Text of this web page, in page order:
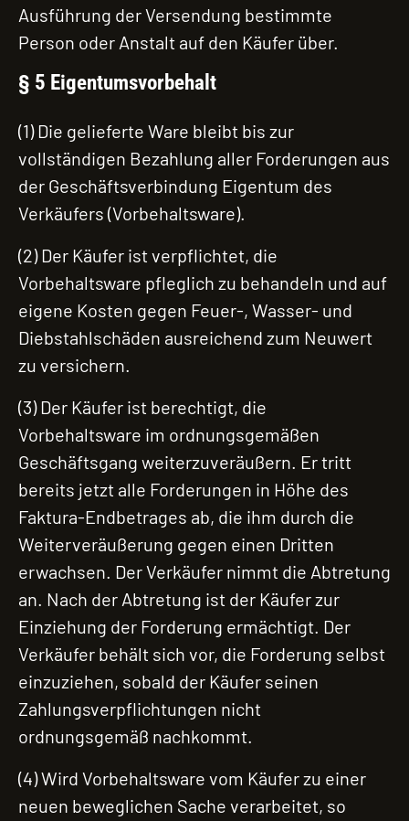
Ausführung der Versendung bestimmte
Person oder Anstalt auf den Käufer über.
§ 5 Eigentumsvorbehalt
(1) Die gelieferte Ware bleibt bis zur
vollständigen Bezahlung aller Forderungen aus
der Geschäftsverbindung Eigentum des
Verkäufers (Vorbehaltsware).
(2) Der Käufer ist verpflichtet, die
Vorbehaltsware pfleglich zu behandeln und auf
eigene Kosten gegen Feuer-, Wasser- und
Diebstahlschäden ausreichend zum Neuwert
zu versichern.
(3) Der Käufer ist berechtigt, die
Vorbehaltsware im ordnungsgemäßen
Geschäftsgang weiterzuveräußern. Er tritt
bereits jetzt alle Forderungen in Höhe des
Faktura-Endbetrages ab, die ihm durch die
Weiterveräußerung gegen einen Dritten
erwachsen. Der Verkäufer nimmt die Abtretung
an. Nach der Abtretung ist der Käufer zur
Einziehung der Forderung ermächtigt. Der
Verkäufer behält sich vor, die Forderung selbst
einzuziehen, sobald der Käufer seinen
Zahlungsverpflichtungen nicht
ordnungsgemäß nachkommt.
(4) Wird Vorbehaltsware vom Käufer zu einer
neuen beweglichen Sache verarbeitet, so